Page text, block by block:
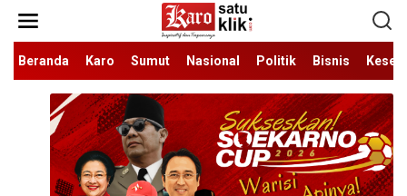
konten
Beranda
Karo Sumut Nasional Politik Bisnis